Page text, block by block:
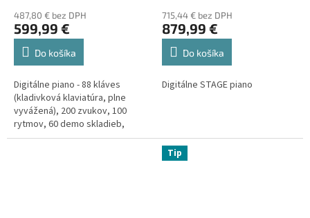
487,80 € bez DPH
599,99 €
Do košíka
Digitálne piano - 88 kláves
(kladivková klaviatúra, plne
vyvážená), 200 zvukov, 100
rytmov, 60 demo skladieb,
polyfónia: 128 hlasov/512 MBit,
715,44 € bez DPH
879,99 €
Do košíka
Digitálne STAGE piano
Tip